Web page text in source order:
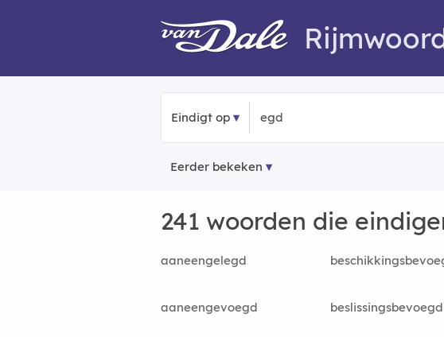
Eindigt op
Eerder bekeken
241 woorden die
aaneengelegd
aaneengevoegd
beslissingsbevoegd